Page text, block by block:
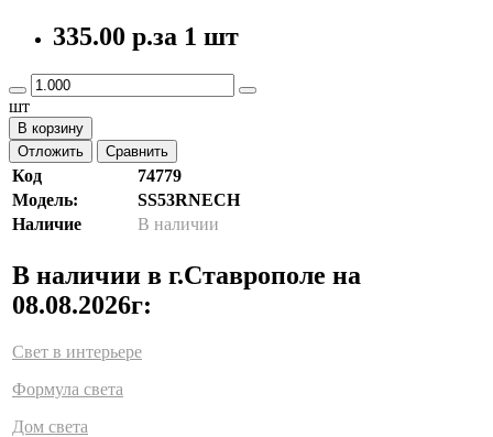
335.00 р.за 1 шт
шт
В корзину
Отложить
Сравнить
Код
74779
Модель:
SS53RNECH
Наличие
В наличии
В наличии в г.Ставрополе на
08.08.2026г:
Свет в интерьере
Формула света
Дом света